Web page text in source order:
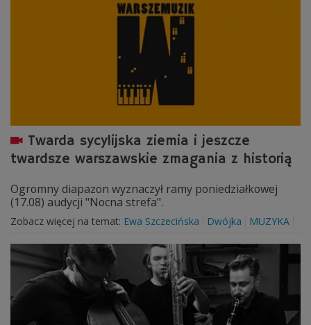
Twarda sycylijska ziemia i jeszcze
twardsze warszawskie zmagania z historią
Ogromny diapazon wyznaczył ramy poniedziałkowej
(17.08) audycji "Nocna strefa".
Zobacz więcej na temat: Ewa Szczecińska Dwójka MUZYKA